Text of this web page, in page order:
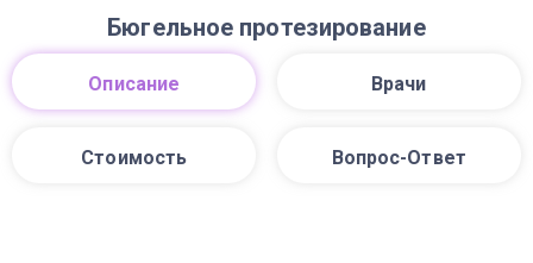
Бюгельное протезирование
Описание Врачи
Стоимость Вопрос-Ответ